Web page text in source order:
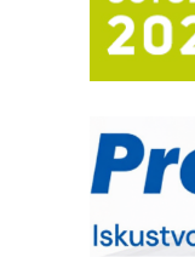
Potpuna
sistema
IB
RMQ-
–